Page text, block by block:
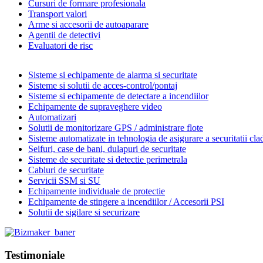
Cursuri de formare profesionala
Transport valori
Arme si accesorii de autoaparare
Agentii de detectivi
Evaluatori de risc
Sisteme si echipamente de alarma si securitate
Sisteme si solutii de acces-control/pontaj
Sisteme si echipamente de detectare a incendiilor
Echipamente de supraveghere video
Automatizari
Solutii de monitorizare GPS / administrare flote
Sisteme automatizate in tehnologia de asigurare a securitatii
Seifuri, case de bani, dulapuri de securitate
Sisteme de securitate si detectie perimetrala
Cabluri de securitate
Servicii SSM si SU
Echipamente individuale de protectie
Echipamente de stingere a incendiilor / Accesorii PSI
Solutii de sigilare si securizare
Testimoniale